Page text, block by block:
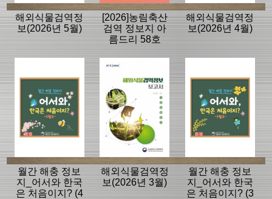
해외식물검역정
보(2026년 5월)
[2026]농림축산
검역 정보지 아
름드리 58호
해외식물검역정
보(2026년 4월)
월간 해충 정보
지_어서와 한국
은 처음이지? (4
해외식물검역정
보(2026년 3월)
월간 해충 정보
지_어서와 한국
은 처음이지? (3